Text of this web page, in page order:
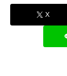
X